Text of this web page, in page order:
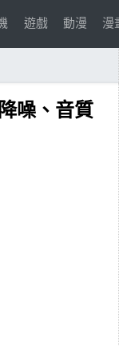
遊戲 動漫 漫
噪、音質